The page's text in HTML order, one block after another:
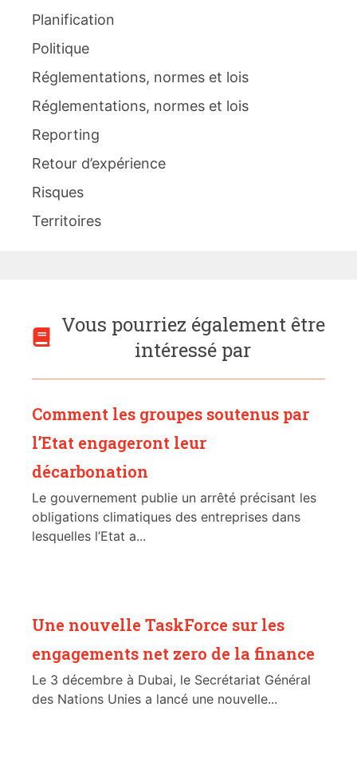
Planification
Politique
Réglementations, normes et lois
Réglementations, normes et lois
Reporting
Retour d’expérience
Risques
Territoires
Vous pourriez également être
intéressé par
Comment les groupes soutenus par
l’Etat engageront leur
décarbonation
Le gouvernement publie un arrêté précisant les
obligations climatiques des entreprises dans
lesquelles l’Etat a...
Une nouvelle TaskForce sur les
engagements net zero de la finance
Le 3 décembre à Dubai, le Secrétariat Général
des Nations Unies a lancé une nouvelle...